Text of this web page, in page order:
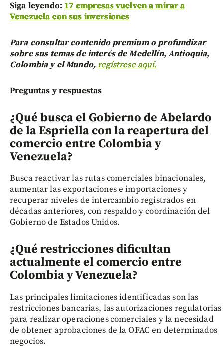
Siga leyendo: 17 empresas vuelven a mirar a
Venezuela con sus inversiones
Para consultar contenido premium o profundizar
sobre sus temas de interés de Medellín, Antioquia,
Colombia y el Mundo,regístrese aquí.
Preguntas y respuestas
¿Qué busca el Gobierno de Abelardo
de la Espriella con la reapertura del
comercio entre Colombia y
Venezuela?
Busca reactivar las rutas comerciales binacionales,
aumentar las exportaciones e importaciones y
recuperar niveles de intercambio registrados en
décadas anteriores, con respaldo y coordinación del
Gobierno de Estados Unidos.
¿Qué restricciones dificultan
actualmente el comercio entre
Colombia y Venezuela?
Las principales limitaciones identificadas son las
restricciones bancarias, las autorizaciones regulatorias
para realizar operaciones comerciales y la necesidad
de obtener aprobaciones de la OFAC en determinados
negocios.